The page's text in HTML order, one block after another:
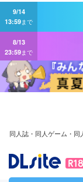
9/14
13:59まで
8/13
23:59まで
同人誌・同人ゲーム・